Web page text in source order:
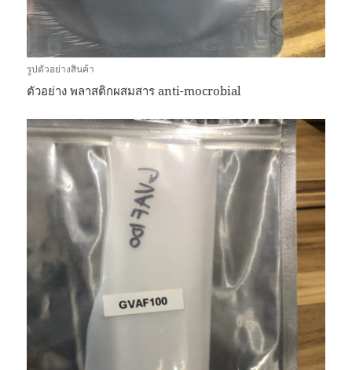
รูปตัวอย่างสินค้า
ตัวอย่าง พลาสติกผสมสาร anti-mocrobial